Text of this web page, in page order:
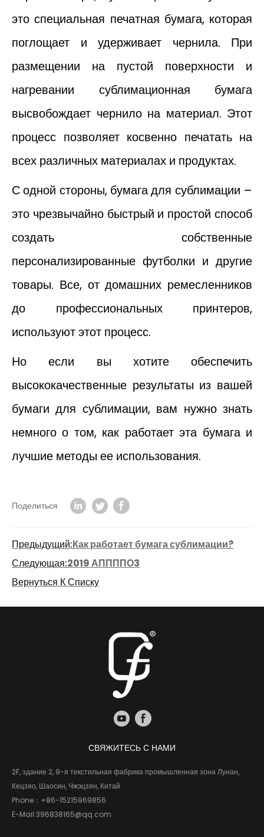
это специальная печатная бумага, которая
поглощает и удерживает чернила. При
размещении на пустой поверхности и
нагревании сублимационная бумага
высвобождает чернило на материал. Этот
процесс позволяет косвенно печатать на
всех различных материалах и продуктах.
С одной стороны, бумага для сублимации –
это чрезвычайно быстрый и простой способ
создать собственные
персонализированные футболки и другие
товары. Все, от домашних ремесленников
до профессиональных принтеров,
используют этот процесс.
Но если вы хотите обеспечить
высококачественные результаты из вашей
бумаги для сублимации, вам нужно знать
немного о том, как работает эта бумага и
лучшие методы ее использования.
Поделиться
Предыдущий:Как работает бумага сублимации?
Следующая:2019 АППППО3
Вернуться К Списку
СВЯЖИТЕСЬ С НАМИ
2F, здание 2, 9-я текстильная фабрика промышленная зона Лунан,
Кецзяо, Шаосин, Чжэцзян, Китай
Phone： +86-15215969856
E-Mail:396838165@qq.com